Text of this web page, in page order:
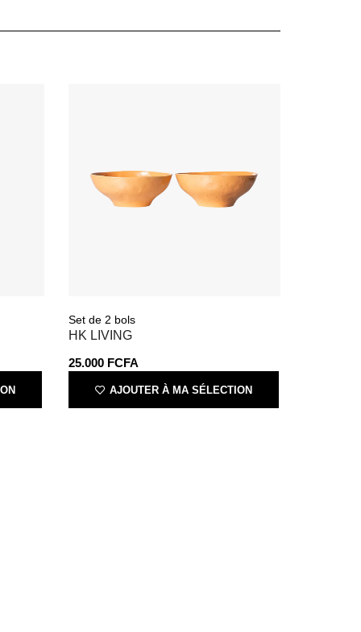
Set de 2 bols
HK LIVING
25.000 FCFA
AJOUTER À MA SÉLECTION